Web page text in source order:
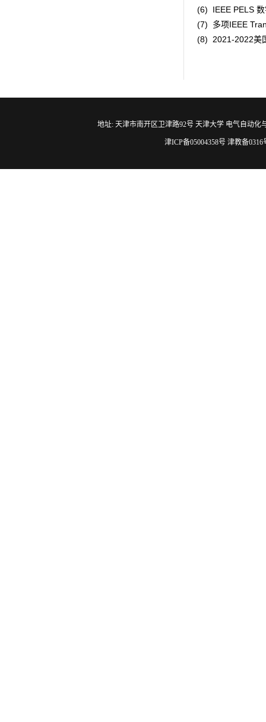
(6)
IEEE PELS
(7)
多项IEEE
(8)
2021-2022美
地址: 天津市南开区卫津路92号 天津大学 电气自动化
津ICP备05004358号 津教备